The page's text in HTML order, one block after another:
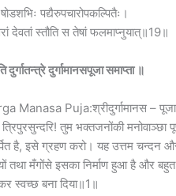
पद्यैरुपचारोपकल्पितैः।
देवतां स्तौति स तेषां फलमाप्नुयात्॥19॥
दुर्गातन्त्रे दुर्गामानसपूजा समाप्ता ॥
Manasa Puja:श्रीदुर्गामानस – पूजा
त्रिपुरसुन्दरि! तुम भक्तजनोंकी
है, इसे ग्रहण करो। यह उत्तम चन्दन
तथा मँगोंसे इसका निर्माण हुआ है और
स्वच्छ बना दिया॥1॥